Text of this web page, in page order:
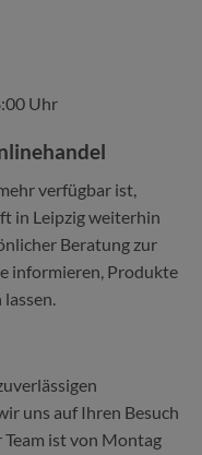
Uhr
verfügbar ist,
in Leipzig weiterhin
Beratung zur
informieren, Produkte
uns auf Ihren Besuch
ist von Montag